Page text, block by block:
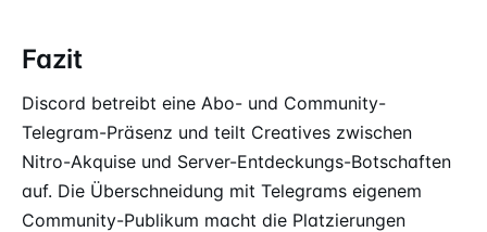
Fazit
Discord betreibt eine Abo- und Community-
Telegram-Präsenz und teilt Creatives zwischen
Nitro-Akquise und Server-Entdeckungs-Botschaften
auf. Die Überschneidung mit Telegrams eigenem
Community-Publikum macht die Platzierungen